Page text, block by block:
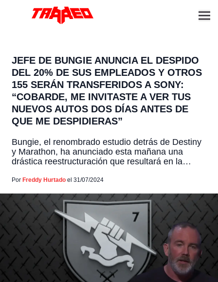
JEFE DE BUNGIE ANUNCIA EL DESPIDO
DEL 20% DE SUS EMPLEADOS Y OTROS
155 SERÁN TRANSFERIDOS A SONY:
“COBARDE, ME INVITASTE A VER TUS
NUEVOS AUTOS DOS DÍAS ANTES DE
QUE ME DESPIDIERAS”
Bungie, el renombrado estudio detrás de Destiny
y Marathon, ha anunciado esta mañana una
drástica reestructuración que resultará en la
aproximadamente el 17% de su fuerza laboral. La
publicación en el sitio web oficial del estudio.
Según el comunicado, el CEO […]
Por Freddy Hurtado el 31/07/2024